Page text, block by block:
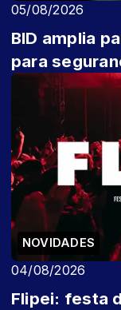
05/08/2026
BID amplia
para
NOVIDADES
04/08/2026
Flipei: festa